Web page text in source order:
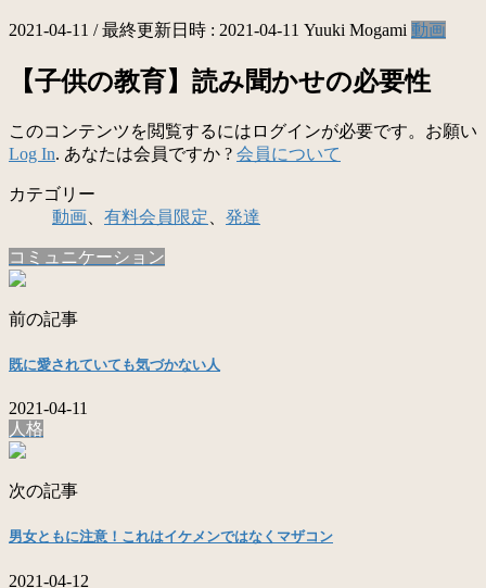
2021-04-11 / 最終更新日時 : 2021-04-11 Yuuki Mogami 動画
【子供の教育】読み聞かせの必要性
このコンテンツを閲覧するにはログインが必要です。お願い
Log In. あなたは会員ですか ? 会員について
カテゴリー
動画
有料会員限定 発達
コミュニケーション
前の記事
既に愛されていても気づかない人
2021-04-11
人格
次の記事
男女ともに注意！これはイケメンではなくマザコン
2021-04-12